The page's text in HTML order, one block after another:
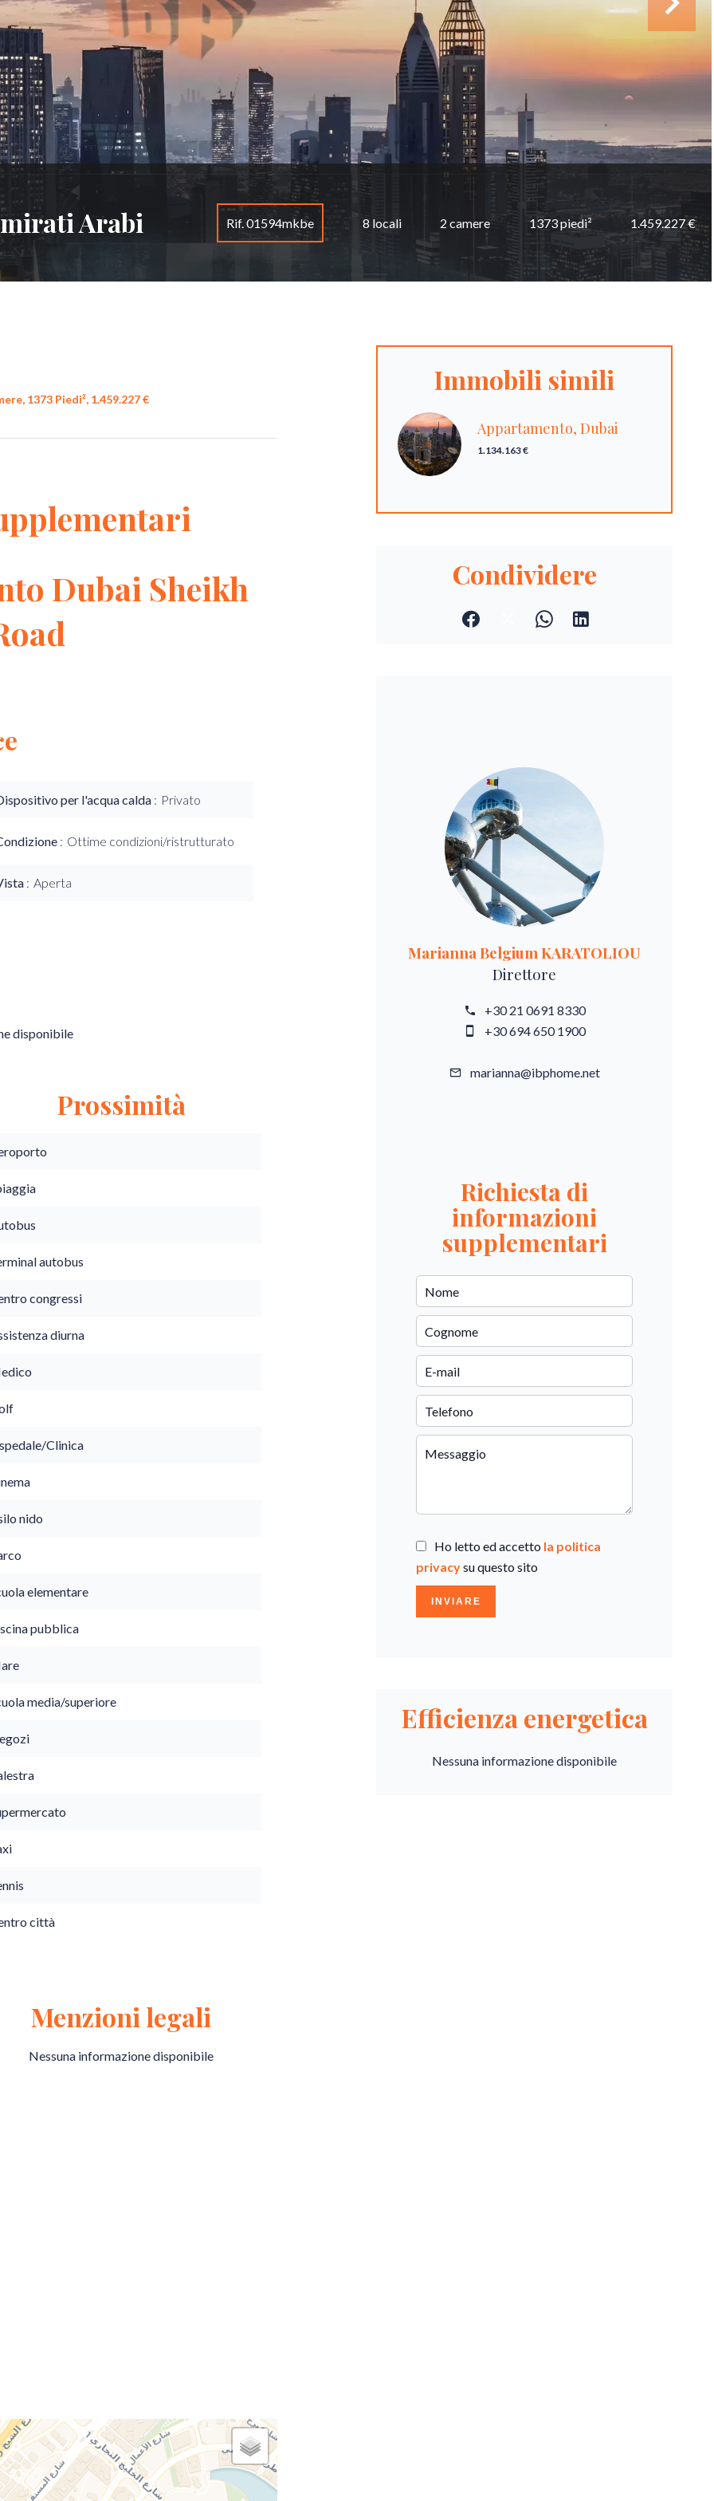
Arabi
Rif. 01594mkbe 8 locali 2 camere 1373 piedi² 1.459.227 €
1373 Piedi², 1.459.227 €
Dubai Sheikh
per l'acqua calda Privato
Ottime condizioni/ristrutturato
Aperta
disponibile
Prossimità
autobus
congressi
diurna
Clinica
nido
elementare
pubblica
media/superiore
città
Menzioni legali
Nessuna informazione disponibile
Immobili simili
Appartamento, Dubai
1.134.163 €
Condividere
Marianna Belgium KARATOLIOU
Direttore
+30 21 0691 8330
+30 694 650 1900
marianna@ibphome.net
Richiesta di
informazioni
supplementari
Ho letto ed accetto la politica
privacysu questo sito
INVIARE
Efficienza energetica
Nessuna informazione disponibile